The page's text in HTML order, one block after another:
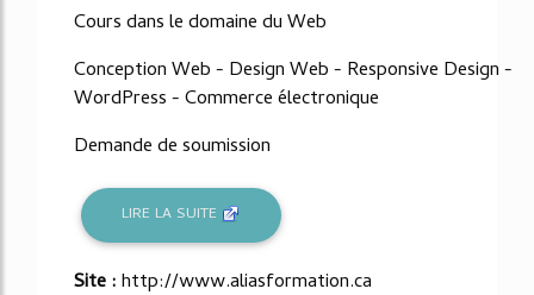
Cours dans le domaine du Web
Conception Web - Design Web - Responsive Design -
WordPress - Commerce électronique
Demande de soumission
LIRE LA SUITE
Site :http://www.aliasformation.ca